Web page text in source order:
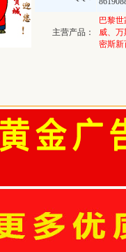
主营产品：
巴黎
威、
密斯新